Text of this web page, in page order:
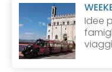
Idee